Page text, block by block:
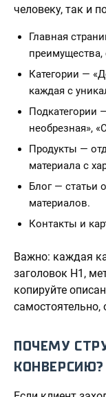
человеку, так и
Главная
Категории —
каждая с
Подкатегории
необрезная»,
Продукты —
материала с
Блог — статьи
материалов.
Контакты и
Важно: каждая
заголовок H1,
копируйте
самостоятельно,
ПОЧЕМУ
КОНВЕРСИЮ?